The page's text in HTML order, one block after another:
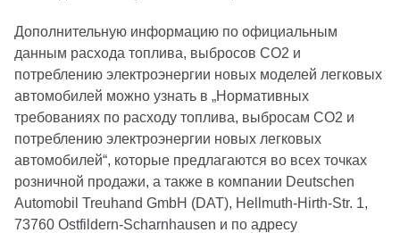
Дополнительную информацию по официальным
данным расхода топлива, выбросов CO2 и
потреблению электроэнергии новых моделей легковых
автомобилей можно узнать в „Нормативных
требованиях по расходу топлива, выбросам CO2 и
потреблению электроэнергии новых легковых
автомобилей“, которые предлагаются во всех точках
розничной продажи, а также в компании Deutschen
Automobil Treuhand GmbH (DAT), Hellmuth-Hirth-Str. 1,
73760 Ostfildern-Scharnhausen и по адресу